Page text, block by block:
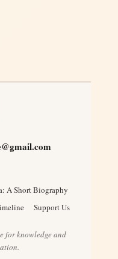
A Short Biography
Support Us
for knowledge and